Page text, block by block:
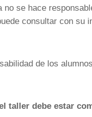
no se hace
consultar con su
de los alumnos
taller debe estar